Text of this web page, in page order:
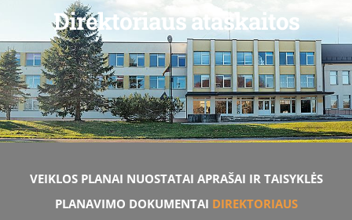
Direktoriaus ataskaitos
VEIKLOS PLANAI NUOSTATAI APRAŠAI IR TAISYKLĖS
PLANAVIMO DOKUMENTAI DIREKTORIAUS